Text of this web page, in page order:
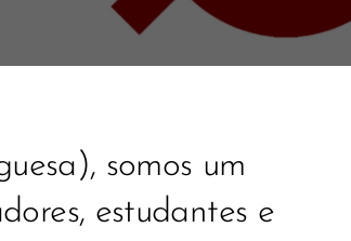
somos um
estudantes e